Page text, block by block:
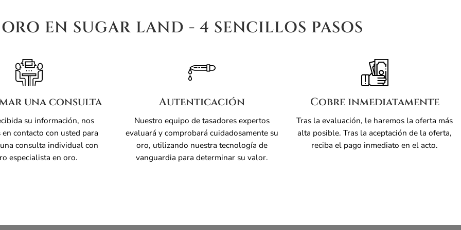
EN SUGAR LAND - 4 SENCILLOS PASOS
una consulta
su información, nos
contacto con usted para
consulta individual con
especialista en oro.
Autenticación
Nuestro equipo de tasadores expertos
evaluará y comprobará cuidadosamente su
oro, utilizando nuestra tecnología de
vanguardia para determinar su valor.
Cobre inmediatamente
Tras la evaluación, le haremos la oferta más
alta posible. Tras la aceptación de la oferta,
reciba el pago inmediato en el acto.